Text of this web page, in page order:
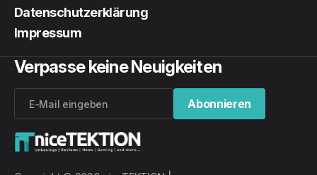
Datenschutzerklärung
Impressum
Verpasse keine Neuigkeiten
Abonnieren
Abonnieren